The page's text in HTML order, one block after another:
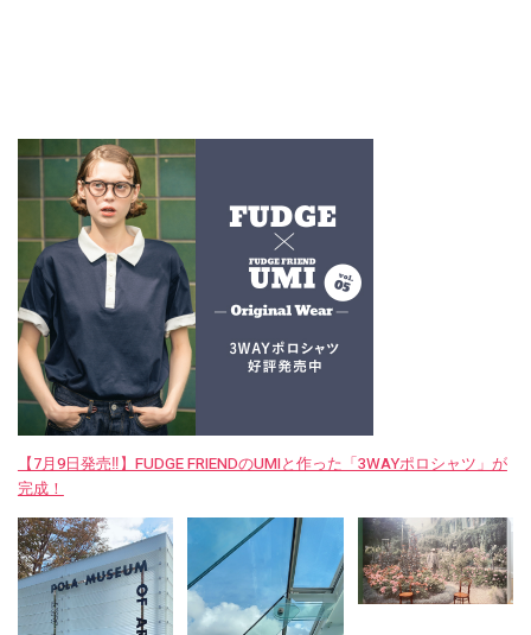
【7月9日発売‼︎】FUDGE FRIENDのUMIと作った「3WAYポロシャツ」が
完成！